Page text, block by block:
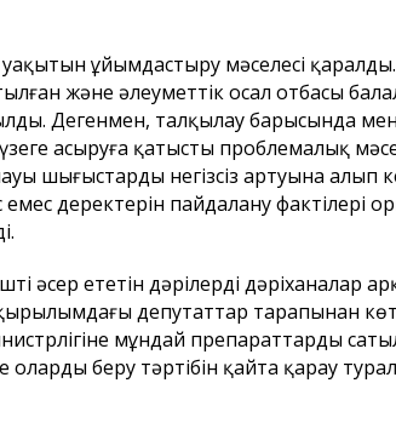
ұйымдастыру мәселесі қаралды.
және әлеуметтік осал отбасы
Дегенмен, талқылау барысында
асыруға қатысты проблемалық
шығыстардың негізсіз артуына алып
деректерін пайдалану фактілері
әсер ететін дәрілерді дәріханалар
депутаттар тарапынан
мұндай препараттардың
беру тәртібін қайта қарау